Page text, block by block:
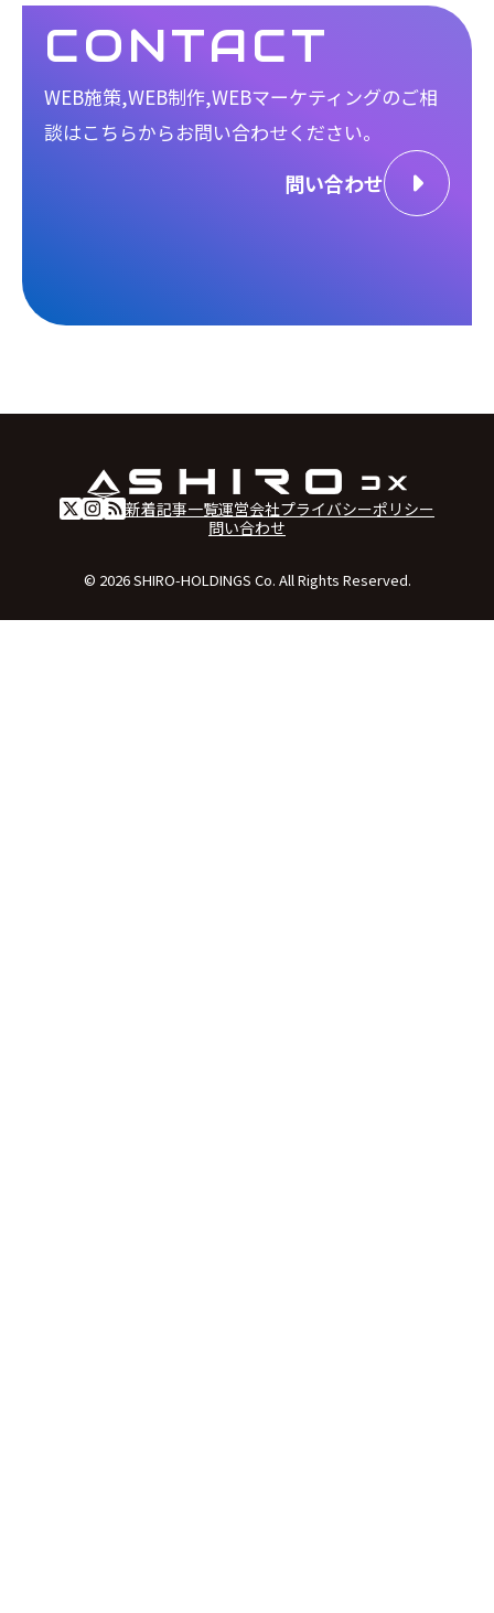
CONTACT
WEB施策,WEB制作,WEBマーケティングのご相
談はこちらからお問い合わせください。
問い合わせ
新着記事一覧運営会社プライバシーポリシー
問い合わせ
© 2026 SHIRO-HOLDINGS Co. All Rights Reserved.